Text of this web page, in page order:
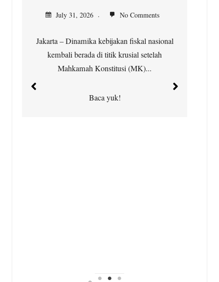
July 31, 2026 No Comments
Jakarta – Dinamika kebijakan fiskal nasional
kembali berada di titik krusial setelah
Mahkamah Konstitusi (MK)...
Baca yuk!